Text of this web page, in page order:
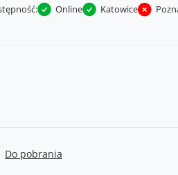
Online Katowice
Do pobrania